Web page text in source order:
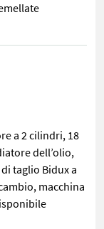
a 2 cilindri, 18
dell’olio,
taglio Bidux a
macchina